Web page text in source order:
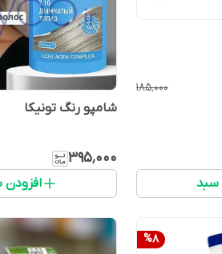
۱۸۵٬۰۰۰
سبد
شامپو رنگ تونیکا
۳۹۵٬۰۰۰
%8